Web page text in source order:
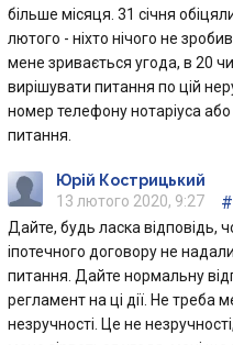
більше місяця. 31 січня
лютого - ніхто нічого не
мене зривається угода, в 20
вирішувати питання по цій
номер телефону нотаріуса
питання.
Юрій Кострицький
13 лютого 2020, 9:27
#
Дайте, будь ласка відповідь,
іпотечного договору не
питання. Дайте нормальну
регламент на ці дії. Не треба
незручності. Це не